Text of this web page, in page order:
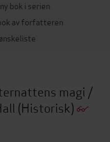
bok i serien
av forfatteren
magi /
(Historisk)